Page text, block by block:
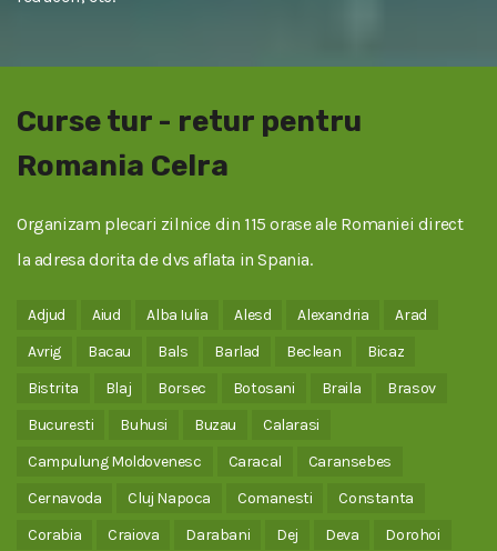
Curse tur - retur pentru
Romania Celra
Organizam plecari zilnice din 115 orase ale Romaniei direct
la adresa dorita de dvs aflata in Spania.
Adjud Aiud Alba Iulia Alesd Alexandria
Arad
Avrig
Bacau Bals Barlad Beclean
Bicaz
Bistrita
Blaj Borsec Botosani Braila
Brasov
Bucuresti
Buhusi Buzau
Calarasi
Campulung Moldovenesc
Caracal
Caransebes
Cernavoda
Cluj Napoca Comanesti
Constanta
Corabia
Craiova Darabani Dej Deva
Dorohoi